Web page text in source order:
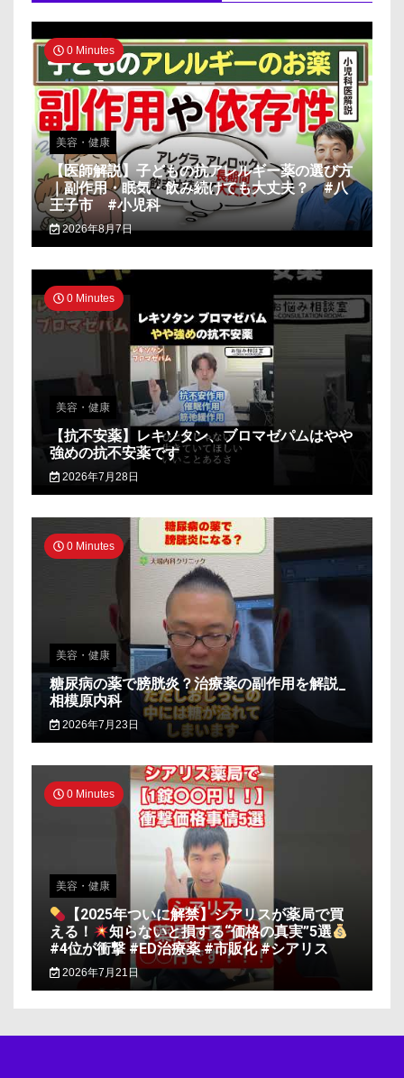
0 Minutes
美容・健康
【医師解説】子どもの抗アレルギー薬の選び方
｜副作用・眠気・飲み続けても大丈夫？ #八
王子市 #小児科
2026年8月7日
0 Minutes
美容・健康
【抗不安薬】レキソタン、ブロマゼパムはやや
強めの抗不安薬です
2026年7月28日
0 Minutes
美容・健康
糖尿病の薬で膀胱炎？治療薬の副作用を解説_
相模原内科
2026年7月23日
0 Minutes
美容・健康
【2025年ついに解禁】シアリスが薬局で買
える！
知らないと損する“価格の真実”5選
#4位が衝撃 #ED治療薬 #市販化 #シアリス
2026年7月21日